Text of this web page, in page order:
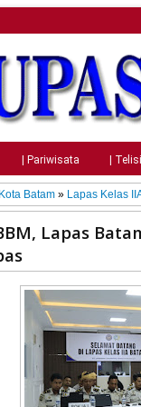
| Pariwisata |
Kota Batam » Lapas Kelas
Lapas